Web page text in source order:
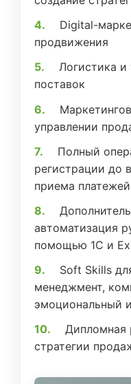
Digital-
продвижения
Логистика и
поставок
управлении
Полный
регистрации до
приема платежей
автоматизация
помощью 1С и
Soft Skills
менеджмент,
эмоциональный
Дипломная
стратегии